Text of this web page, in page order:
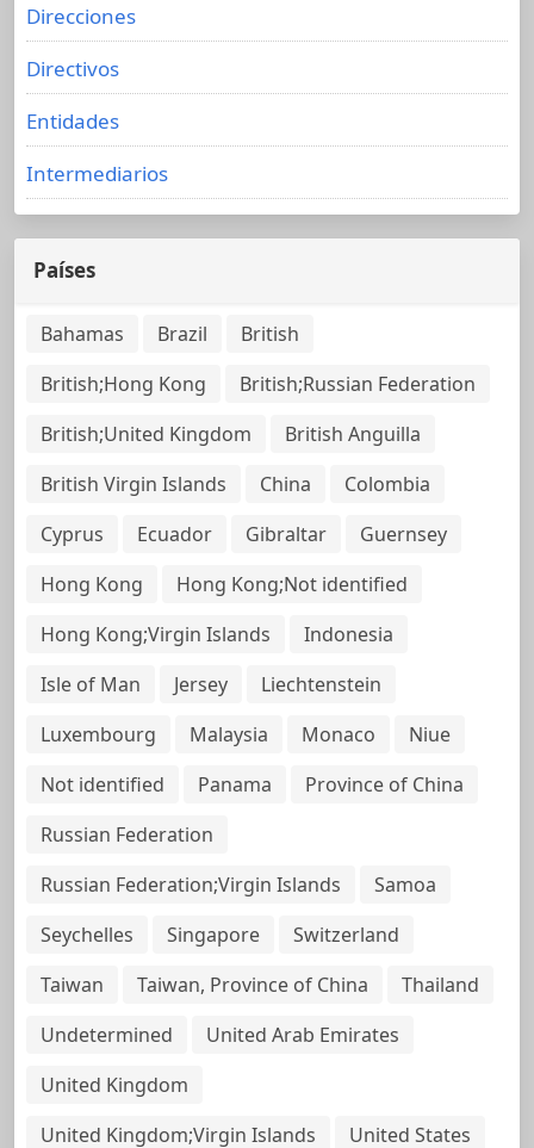
Direcciones
Directivos
Entidades
Intermediarios
Países
Bahamas Brazil
British
British;Hong Kong
British;Russian Federation
British;United Kingdom
British Anguilla
British Virgin Islands
China
Colombia
Cyprus
Ecuador Gibraltar
Guernsey
Hong Kong
Hong Kong;Not identified
Hong Kong;Virgin Islands
Indonesia
Isle of Man
Jersey
Liechtenstein
Luxembourg
Malaysia Monaco
Niue
Not identified
Panama
Province of China
Russian Federation
Russian Federation;Virgin Islands
Samoa
Seychelles
Singapore
Switzerland
Taiwan
Taiwan, Province of China
Thailand
Undetermined
United Arab Emirates
United Kingdom
United Kingdom;Virgin Islands
United States